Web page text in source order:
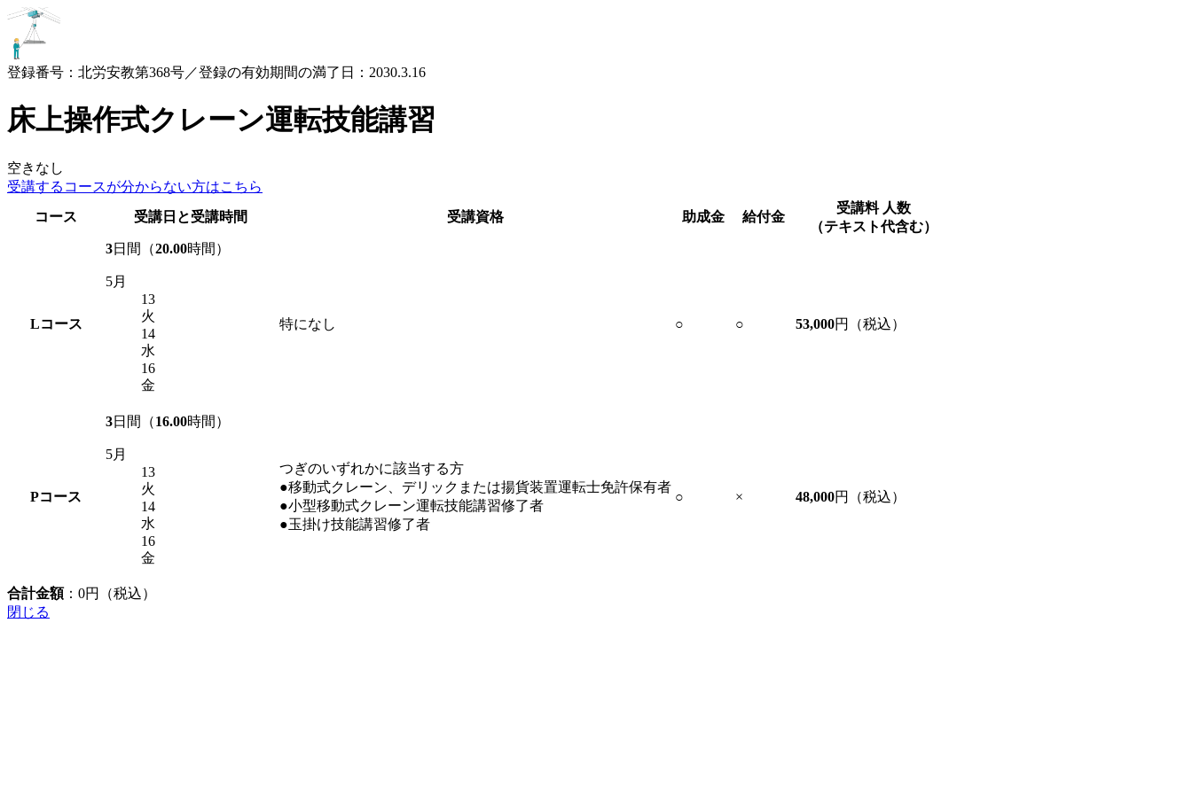
登録番号：北労安教第368号／登録の有効期間の満了日：2030.3.16
床上操作式クレーン運転技能講習
空きなし
受講するコースが分からない方はこちら
コース
受講日と受講時間 受講資格 助成金 給付金
受講料 人数
（テキスト代含む）
Lコース
3日間（20.00時間）
5月
13
火
14
水
16
金
特になし ○ ○ 53,000円（税込）
Pコース
3日間（16.00時間）
5月
13
火
14
水
16
金
つぎのいずれかに該当する方
●移動式クレーン、デリックまたは揚貨装置運転士免許保有者
●小型移動式クレーン運転技能講習修了者
●玉掛け技能講習修了者
○ × 48,000円（税込）
合計金額： 0円（税込）
閉じる